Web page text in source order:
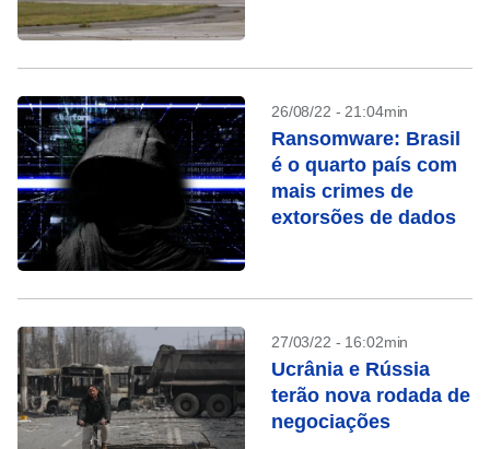
26/08/22 - 21:04min
Ransomware: Brasil
é o quarto país com
mais crimes de
extorsões de dados
27/03/22 - 16:02min
Ucrânia e Rússia
terão nova rodada de
negociações